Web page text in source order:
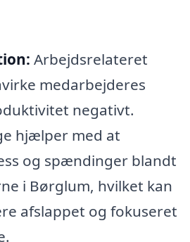
Arbejdsrelateret
medarbejderes
negativt.
hjælper med at
og spændinger blandt
i Børglum, hvilket kan
afslappet og fokuseret